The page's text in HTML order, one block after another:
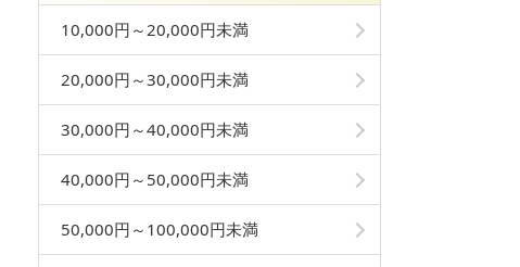
10,000円～20,000円未満
20,000円～30,000円未満
30,000円～40,000円未満
40,000円～50,000円未満
50,000円～100,000円未満